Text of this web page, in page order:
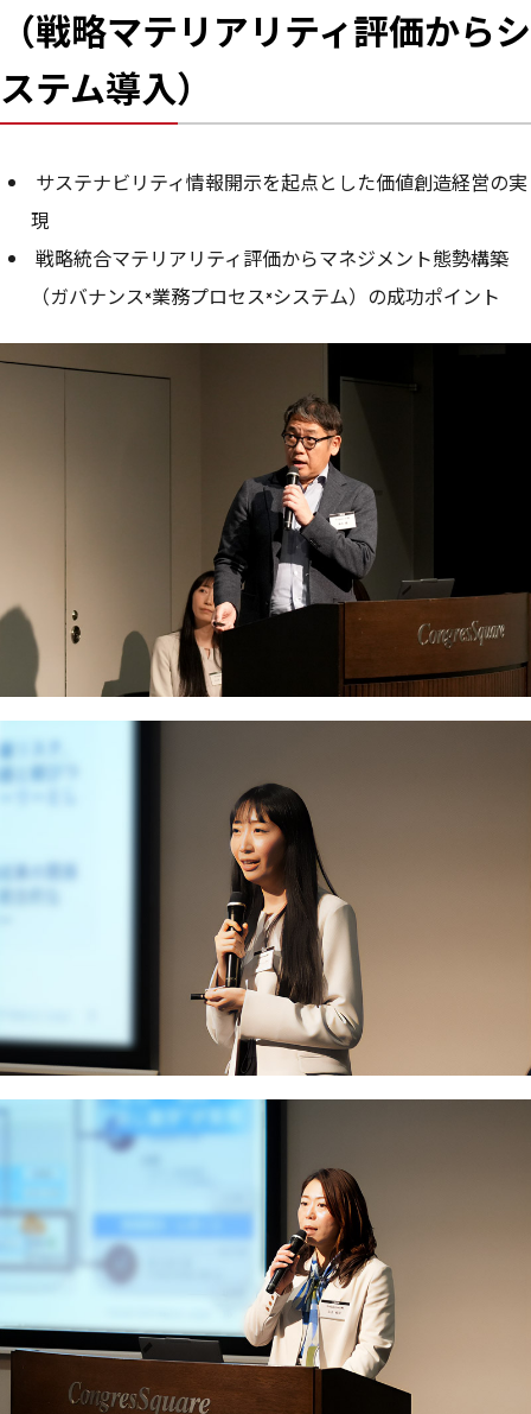
（戦略マテリアリティ評価からシ
ステム導入）
サステナビリティ情報開示を起点とした価値創造経営の実
現
戦略統合マテリアリティ評価からマネジメント態勢構築
（ガバナンス×業務プロセス×システム）の成功ポイント